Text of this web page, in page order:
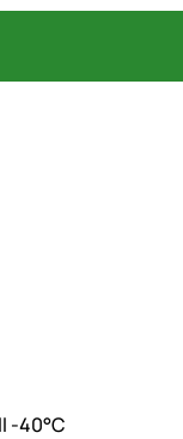
-40°C